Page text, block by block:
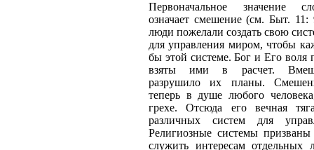
Первоначальное значение
означает смешение (см. Быт.
люди пожелали создать свою
для управления миром, чтобы
бы этой системе. Бог и Его воля
взяты ими в расчет.
разрушило их планы.
теперь в душе любого
грехе. Отсюда его вечная
различных систем для
Религиозные системы
служить интересам отдельных